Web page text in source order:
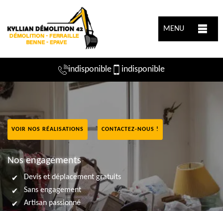
MENU
indisponible indisponible
VOIR NOS RÉALISATIONS CONTACTEZ-NOUS !
Nos engagements
Devis et déplacement gratuits
Sans engagement
Artisan passionné